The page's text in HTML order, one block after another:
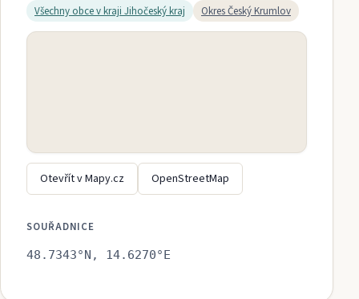
Všechny obce v kraji Jihočeský kraj OkresČeský Krumlov
Otevřít v Mapy.cz OpenStreetMap
SOUŘADNICE
48.7343°N, 14.6270°E